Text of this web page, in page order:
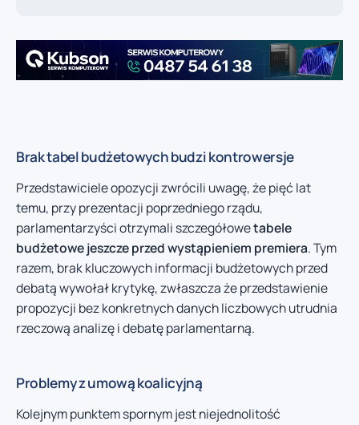
Brak tabel budżetowych budzi kontrowersje
Przedstawiciele opozycji zwrócili uwagę, że pięć lat
temu, przy prezentacji poprzedniego rządu,
parlamentarzyści otrzymali szczegółowetabele
budżetowe jeszcze przed wystąpieniem premiera. Tym
razem, brak kluczowych informacji budżetowych przed
debatą wywołał krytykę, zwłaszcza że przedstawienie
propozycji bez konkretnych danych liczbowych utrudnia
rzeczową analizę i debatę parlamentarną.
Problemy z umową koalicyjną
Kolejnym punktem spornym jest niejednolitość